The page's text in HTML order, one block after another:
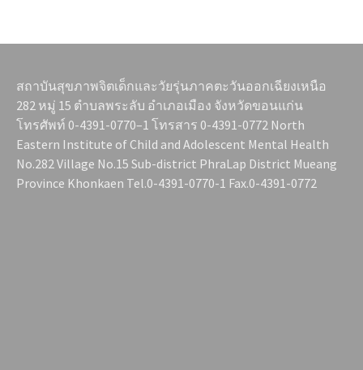
สถาบันสุขภาพจิตเด็กและวัยรุ่นภาคตะวันออกเฉียงเหนือ
282 หมู่ 15 ตำบลพระลับ อำเภอเมือง จังหวัดขอนแก่น
โทรศัพท์ 0-4391-0770–1 โทรสาร 0-4391-0772 North
Eastern Institute of Child and Adolescent Mental Health
No.282 Village No.15 Sub-district PhraLap District Mueang
Province Khonkaen Tel.0-4391-0770-1 Fax.0-4391-0772